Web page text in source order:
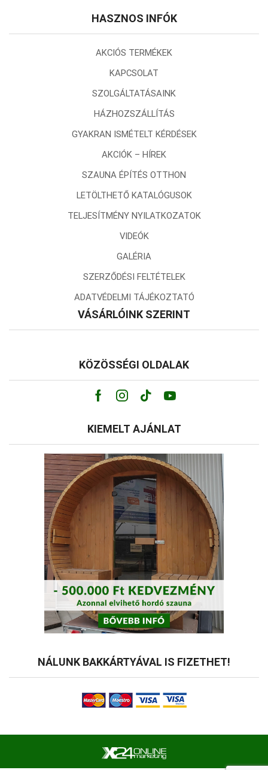
HASZNOS INFÓK
AKCIÓS TERMÉKEK
KAPCSOLAT
SZOLGÁLTATÁSAINK
HÁZHOZSZÁLLÍTÁS
GYAKRAN ISMÉTELT KÉRDÉSEK
AKCIÓK – HÍREK
SZAUNA ÉPÍTÉS OTTHON
LETÖLTHETŐ KATALÓGUSOK
TELJESÍTMÉNY NYILATKOZATOK
VIDEÓK
GALÉRIA
SZERZŐDÉSI FELTÉTELEK
ADATVÉDELMI TÁJÉKOZTATÓ
VÁSÁRLÓINK SZERINT
KÖZÖSSÉGI OLDALAK
Facebook
Instagram
Tik-
tok
Youtube
KIEMELT AJÁNLAT
NÁLUNK BAKKÁRTYÁVAL IS FIZETHET!